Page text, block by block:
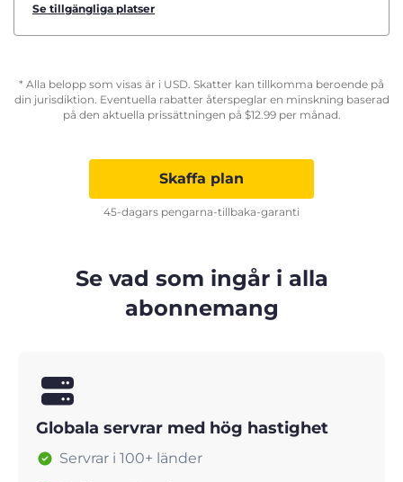
Se tillgängliga platser
* Alla belopp som visas är i USD. Skatter kan tillkomma beroende på
din jurisdiktion. Eventuella rabatter återspeglar en minskning baserad
på den aktuella prissättningen på $12.99per månad.
Skaffa plan
45-dagars pengarna-tillbaka-garanti
Se vad som ingår i alla
abonnemang
Globala servrar med hög hastighet
Servrar i 100+ länder